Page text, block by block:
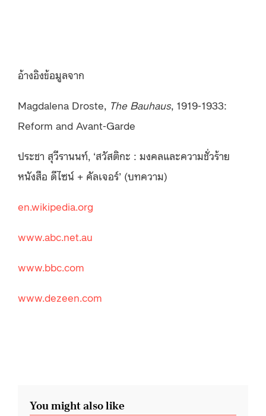
อ้างอิงข้อมูลจาก
Magdalena Droste, The Bauhaus, 1919-1933:
Reform and Avant-Garde
ประชา สุวีรานนท์, ‘สวัสติกะ : มงคลและความชั่วร้าย
หนังสือ ดีไซน์ + คัลเจอร์’ (บทความ)
en.wikipedia.org
www.abc.net.au
www.bbc.com
www.dezeen.com
You might also like